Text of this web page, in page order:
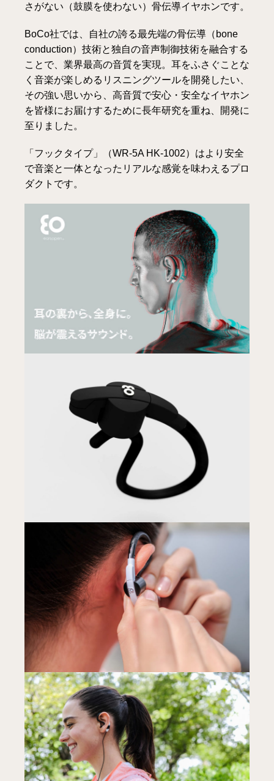
さがない（鼓膜を使わない）骨伝導イヤホンです。
BoCo社では、自社の誇る最先端の骨伝導（bone
conduction）技術と独自の音声制御技術を融合する
ことで、業界最高の音質を実現。耳をふさぐことな
く音楽が楽しめるリスニングツールを開発したい、
その強い思いから、高音質で安心・安全なイヤホン
を皆様にお届けするために長年研究を重ね、開発に
至りました。
「フックタイプ」（WR-5A HK-1002）はより安全
で音楽と一体となったリアルな感覚を味わえるプロ
ダクトです。